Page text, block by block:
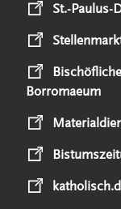
St.-Paulus-
Borromaeum